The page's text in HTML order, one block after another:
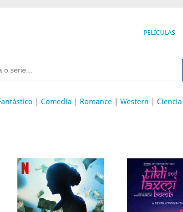
PELÍCULAS
Comedia Romance| Western